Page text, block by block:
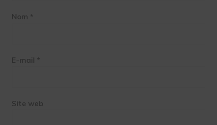
Nom *
E-mail *
Site web